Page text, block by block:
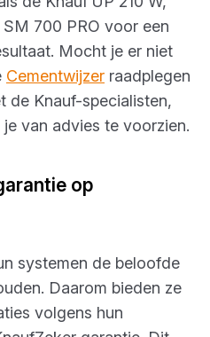
700 PRO voor een
Mocht je er niet
Cementwijzer raadplegen
de Knauf-specialisten,
van advies te voorzien.
op
systemen de beloofde
Daarom bieden ze
volgens hun